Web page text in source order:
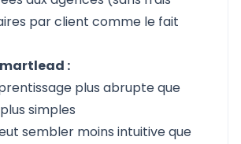
par client comme le fait
:
plus abrupte que
simples
sembler moins intuitive que